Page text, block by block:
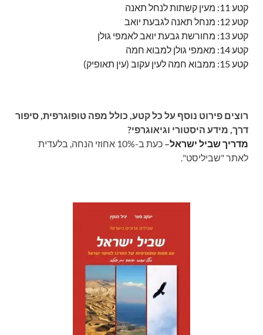
קטע 11: מעין קשתות לנחל תאנה
קטע 12: מנחל תאנה לגבעת יואב
קטע 13: מחורשת גבעת יואב לאמפי גולן
קטע 14: מאמפי גולן למבוא חמה
קטע 15: ממבוא חמה לעין עקוב (עין תאופיק)
רוצים פירוט נוסף על כל קטע, כולל מפה טופוגרפית, סיפור
דרך, מידע היסטורי וגיאוגרפי?
מדריך שביל ישראל–
כעת ב-10% אחוזי הנחה, בלעדית
לאתר "שביליסט".